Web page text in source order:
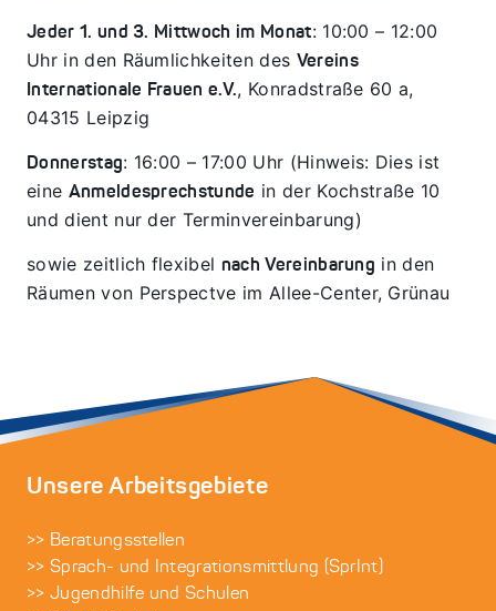
Jeder 1. und 3. Mittwoch im Monat: 10:00 – 12:00
Uhr in den Räumlichkeiten des Vereins
Internationale Frauen e.V., Konradstraße 60 a,
04315 Leipzig
Donnerstag: 16:00 – 17:00 Uhr (Hinweis: Dies ist
eine Anmeldesprechstunde in der Kochstraße 10
und dient nur der Terminvereinbarung)
sowie zeitlich flexibel nach Vereinbarung in den
Räumen von Perspectve im Allee-Center, Grünau
Unsere Arbeitsgebiete
>> Beratungsstellen
>> Sprach- und Integrationsmittlung (SprInt)
>> Jugendhilfe und Schulen